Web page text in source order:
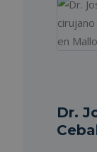
Dr.